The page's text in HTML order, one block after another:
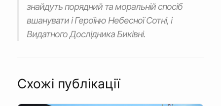
знайдуть порядний та моральній спосіб
вшанувати і Героїню Небесної Сотні, і
Видатного Дослідника Биківні.
Схожі публікації